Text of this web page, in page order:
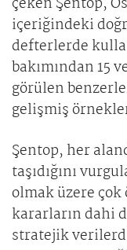
içeriğindeki
defterlerde
bakımından 15
görülen
gelişmiş
Şentop, her
taşıdığını
olmak üzere
kararların dahi
stratejik